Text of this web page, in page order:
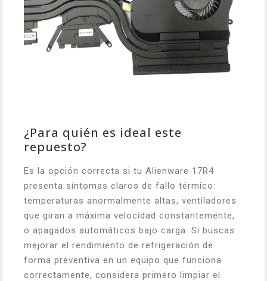
¿Para quién es ideal este
repuesto?
Es la opción correcta si tu Alienware 17R4
presenta síntomas claros de fallo térmico:
temperaturas anormalmente altas, ventiladores
que giran a máxima velocidad constantemente,
o apagados automáticos bajo carga. Si buscas
mejorar el rendimiento de refrigeración de
forma preventiva en un equipo que funciona
correctamente, considera primero limpiar el